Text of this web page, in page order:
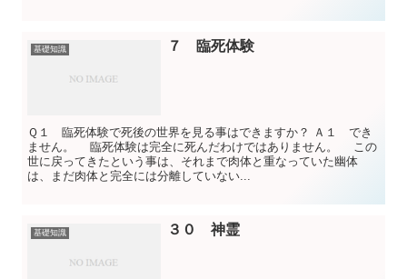
基礎知識 ７ 臨死体験
Ｑ１ 臨死体験で死後の世界を見る事はできますか？ Ａ１ でき
ません。 臨死体験は完全に死んだわけではありません。 この
世に戻ってきたという事は、それまで肉体と重なっていた幽体
は、まだ肉体と完全には分離していない...
基礎知識 ３０ 神霊